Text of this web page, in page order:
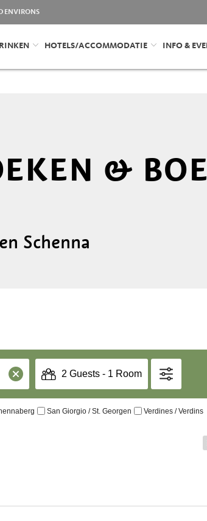
ENVIRONS
HOTELS/ACCOMMODATIE INFO &
&
Schenna